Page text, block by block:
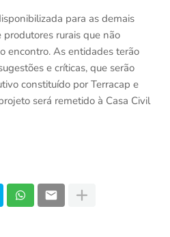
para as demais
produtores rurais que não
encontro. As entidades terão
e críticas, que serão
constituído por Terracap e
será remetido à Casa Civil